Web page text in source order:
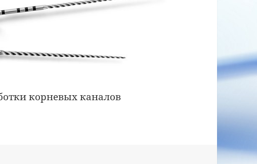
корневых каналов